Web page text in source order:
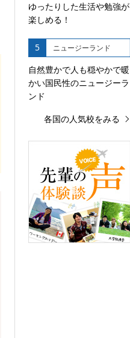
ゆったりした生活や勉強が
楽しめる！
5 ニュージーランド
自然豊かで人も穏やかで暖
かい国民性のニュージーラ
ンド
各国の人気校をみる